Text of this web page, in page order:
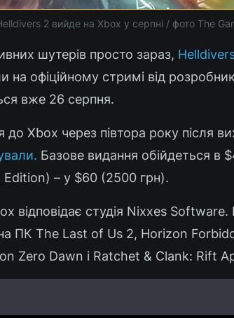
2 вийде на Xbox у серпні / фото The
шутерів просто зараз,
на офіційному стримі від
вже 26 серпня.
Xbox через півтора року після
Базове видання обійдеться в
– у $60 (2500 грн).
відповідає студія Nixxes
на ПК The Last of Us 2, Horizon
Zero Dawn і Ratchet & Clank: Rift